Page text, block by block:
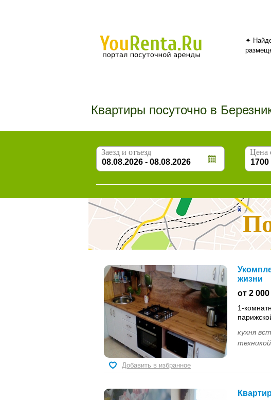
✦
Квартиры посуточно в
Заезд и отъезд Цена
жизни
от 2
1-
кухня
Добавить в избранное